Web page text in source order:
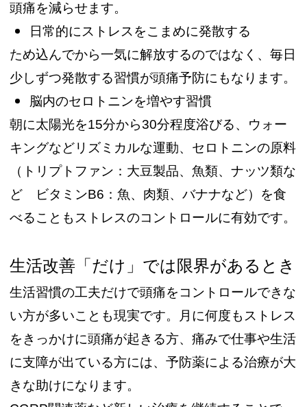
頭痛を減らせます。
日常的にストレスをこまめに発散する
ため込んでから一気に解放するのではなく、毎日
少しずつ発散する習慣が頭痛予防にもなります。
脳内のセロトニンを増やす習慣
朝に太陽光を15分から30分程度浴びる、ウォー
キングなどリズミカルな運動、セロトニンの原料
（トリプトファン：大豆製品、魚類、ナッツ類な
ど ビタミンB6：魚、肉類、バナナなど）を食
べることもストレスのコントロールに有効です。
生活改善「だけ」では限界があるとき
生活習慣の工夫だけで頭痛をコントロールできな
い方が多いことも現実です。月に何度もストレス
をきっかけに頭痛が起きる方、痛みで仕事や生活
に支障が出ている方には、予防薬による治療が大
きな助けになります。